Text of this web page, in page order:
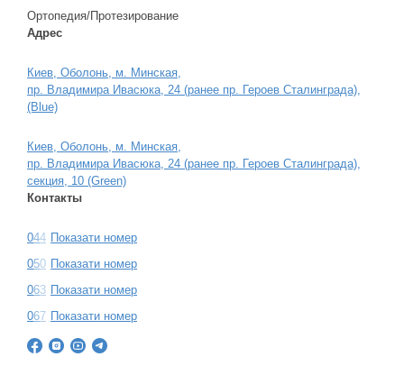
Ортопедия/Протезирование
Адрес
Киев, Оболонь, м. Минская,
пр. Владимира Ивасюка, 24 (ранее пр. Героев Сталинграда),
(Blue)
Киев, Оболонь, м. Минская,
пр. Владимира Ивасюка, 24 (ранее пр. Героев Сталинграда),
секция, 10 (Green)
Контакты
044 Показати номер
050 Показати номер
063 Показати номер
067 Показати номер